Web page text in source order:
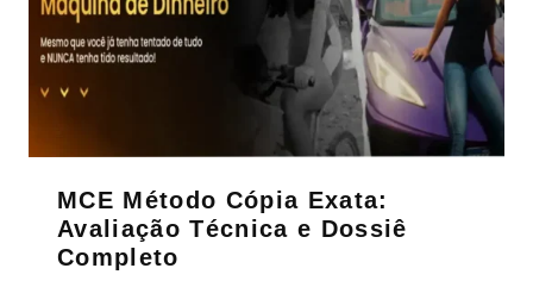
MCE Método Cópia Exata:
Avaliação Técnica e Dossiê
Completo